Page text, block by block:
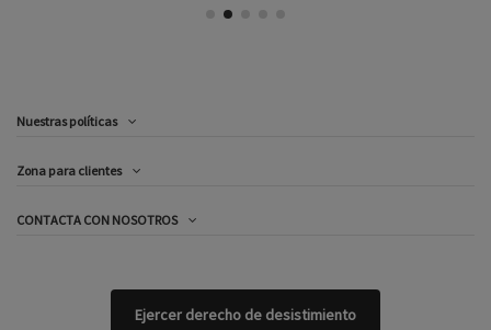
Nuestras políticas
Zona para clientes
CONTACTA CON NOSOTROS
Ejercer derecho de desistimiento